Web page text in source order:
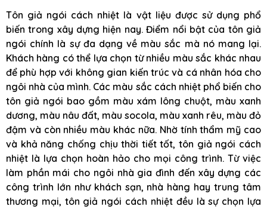
Tôn giả ngói cách nhiệt là vật liệu được sử dụng phổ
biến trong xây dựng hiện nay. Điểm nổi bật của tôn giả
ngói chính là sự đa dạng về màu sắc mà nó mang lại.
Khách hàng có thể lựa chọn từ nhiều màu sắc khác nhau
để phù hợp với không gian kiến trúc và cá nhân hóa cho
ngôi nhà của mình. Các màu sắc cách nhiệt phổ biến cho
tôn giả ngói bao gồm màu xám lông chuột, màu xanh
dương, màu nâu đất, màu socola, màu xanh rêu, màu đỏ
đậm và còn nhiều màu khác nữa. Nhờ tính thẩm mỹ cao
và khả năng chống chịu thời tiết tốt, tôn giả ngói cách
nhiệt là lựa chọn hoàn hảo cho mọi công trình. Từ việc
làm phần mái cho ngôi nhà gia đình đến xây dựng các
công trình lớn như khách sạn, nhà hàng hay trung tâm
thương mại, tôn giả ngói cách nhiệt đều là sự chọn lựa